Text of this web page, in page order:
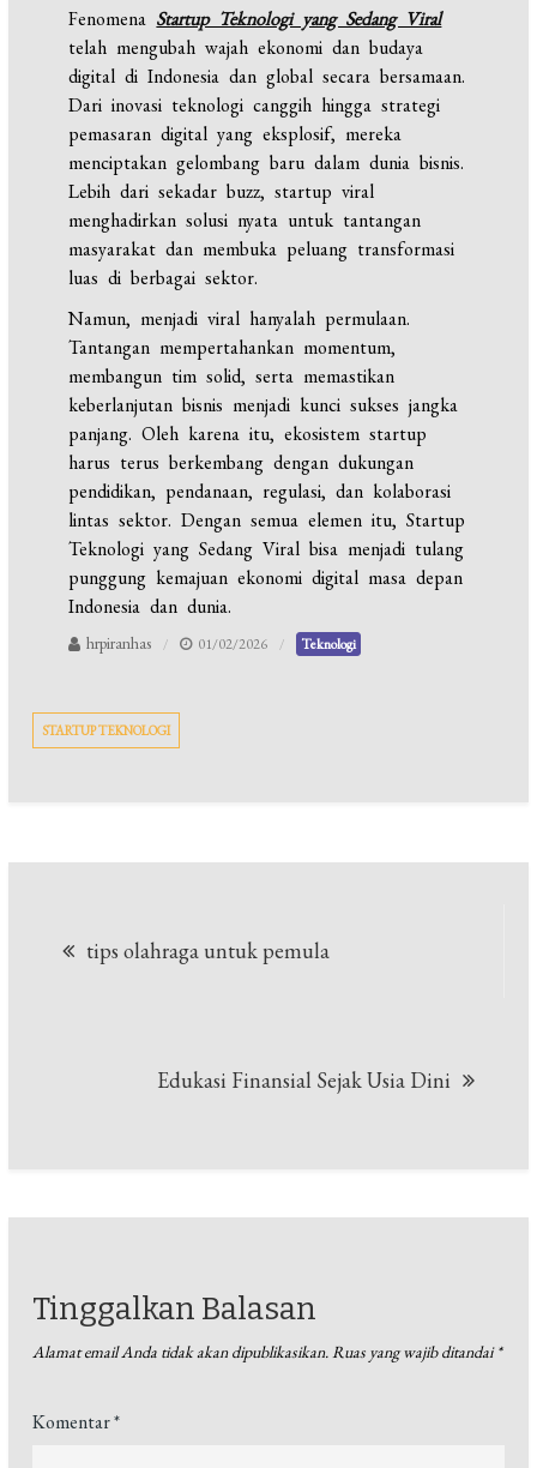
Fenomena Startup Teknologi yang Sedang Viral
telah mengubah wajah ekonomi dan budaya
digital di Indonesia dan global secara bersamaan.
Dari inovasi teknologi canggih hingga strategi
pemasaran digital yang eksplosif, mereka
menciptakan gelombang baru dalam dunia bisnis.
Lebih dari sekadar buzz, startup viral
menghadirkan solusi nyata untuk tantangan
masyarakat dan membuka peluang transformasi
luas di berbagai sektor.
Namun, menjadi viral hanyalah permulaan.
Tantangan mempertahankan momentum,
membangun tim solid, serta memastikan
keberlanjutan bisnis menjadi kunci sukses jangka
panjang. Oleh karena itu, ekosistem startup
harus terus berkembang dengan dukungan
pendidikan, pendanaan, regulasi, dan kolaborasi
lintas sektor. Dengan semua elemen itu, Startup
Teknologi yang Sedang Viral bisa menjadi tulang
punggung kemajuan ekonomi digital masa depan
Indonesia dan dunia.
hrpiranhas 01/02/2026 Teknologi
STARTUP TEKNOLOGI
pos
tips olahraga untuk pemula
Edukasi Finansial Sejak Usia Dini
Tinggalkan Balasan
Alamat email Anda tidak akan dipublikasikan.Ruas yang wajib ditandai*
Komentar*